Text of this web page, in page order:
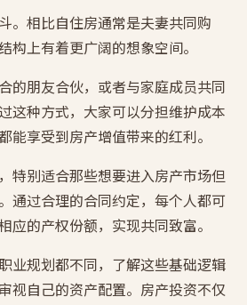
。相比自住房通常是夫妻共同购
构上有着更广阔的想象空间。
的朋友合伙，或者与家庭成员共同
这种方式，大家可以分担维护成本
能享受到房产增值带来的红利。
特别适合那些想要进入房产市场但
通过合理的合同约定，每个人都可
应的产权份额，实现共同致富。
业规划都不同，了解这些基础逻辑
视自己的资产配置。房产投资不仅